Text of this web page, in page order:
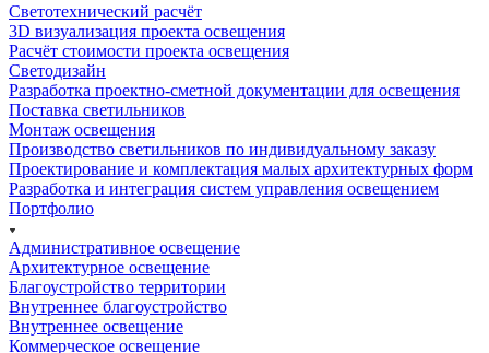
Светотехнический расчёт
3D визуализация проекта освещения
Расчёт стоимости проекта освещения
Светодизайн
Разработка проектно-сметной документации для освещения
Поставка светильников
Монтаж освещения
Производство светильников по индивидуальному заказу
Проектирование и комплектация малых архитектурных форм
Разработка и интеграция систем управления освещением
Портфолио
Административное освещение
Архитектурное освещение
Благоустройство территории
Внутреннее благоустройство
Внутреннее освещение
Коммерческое освещение